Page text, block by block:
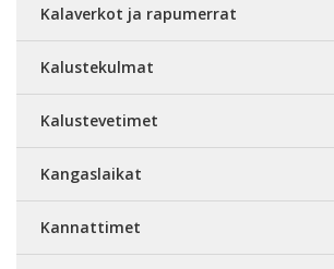
Kalaverkot ja rapumerrat
Kalustekulmat
Kalustevetimet
Kangaslaikat
Kannattimet